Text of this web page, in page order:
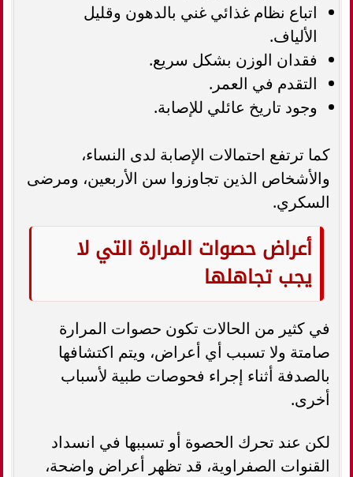
اتباع نظام غذائي غني بالدهون وقليل
الألياف.
فقدان الوزن بشكل سريع.
التقدم في العمر.
وجود تاريخ عائلي للإصابة.
كما ترتفع احتمالات الإصابة لدى النساء،
والأشخاص الذين تجاوزوا سن الأربعين، ومرضى
السكري.
أعراض حصوات المرارة التي لا
يجب تجاهلها
في كثير من الحالات تكون حصوات المرارة
صامتة ولا تسبب أي أعراض، ويتم اكتشافها
بالصدفة أثناء إجراء فحوصات طبية لأسباب
أخرى.
لكن عند تحرك الحصوة أو تسببها في انسداد
القنوات الصفراوية، قد تظهر أعراض واضحة،